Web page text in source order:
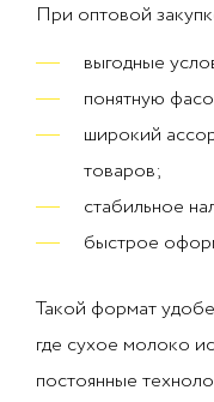
При оптовой
выгодные
понятную
широкий
товаров;
стабильное
быстрое
Такой формат
где сухое молоко
постоянные